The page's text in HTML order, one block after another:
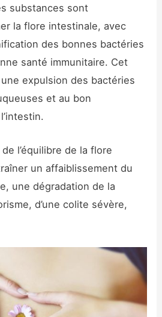
substances sont
la flore intestinale, avec
des bonnes bactéries
santé immunitaire. Cet
expulsion des bactéries
et au bon
l’équilibre de la flore
un affaiblissement du
une dégradation de la
d’une colite sévère,